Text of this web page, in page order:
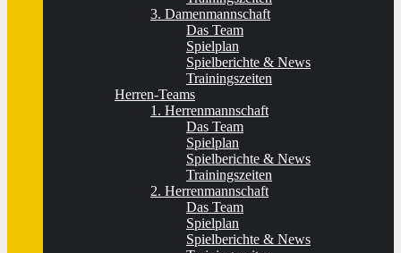
3. Damenmannschaft
Das Team
Spielplan
Spielberichte & News
Trainingszeiten
Herren-Teams
1. Herrenmannschaft
Das Team
Spielplan
Spielberichte & News
Trainingszeiten
2. Herrenmannschaft
Das Team
Spielplan
Spielberichte & News